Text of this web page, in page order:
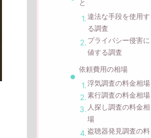
と
違法な手段を使用す
る調査
プライバシー侵害に
値する調査
依頼費用の相場
浮気調査の料金相場
素行調査の料金相場
人探し調査の料金相
場
盗聴器発見調査の料